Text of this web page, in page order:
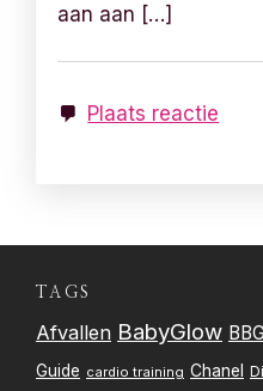
aan aan […]
Plaats reactie
TAGS
Afvallen BabyGlow BBG
Guide cardio training Chanel